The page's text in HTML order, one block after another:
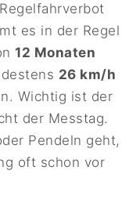
es in der Regel
12 Monaten
26 km/h
Wichtig ist der
der Messtag.
Pendeln geht,
oft schon vor